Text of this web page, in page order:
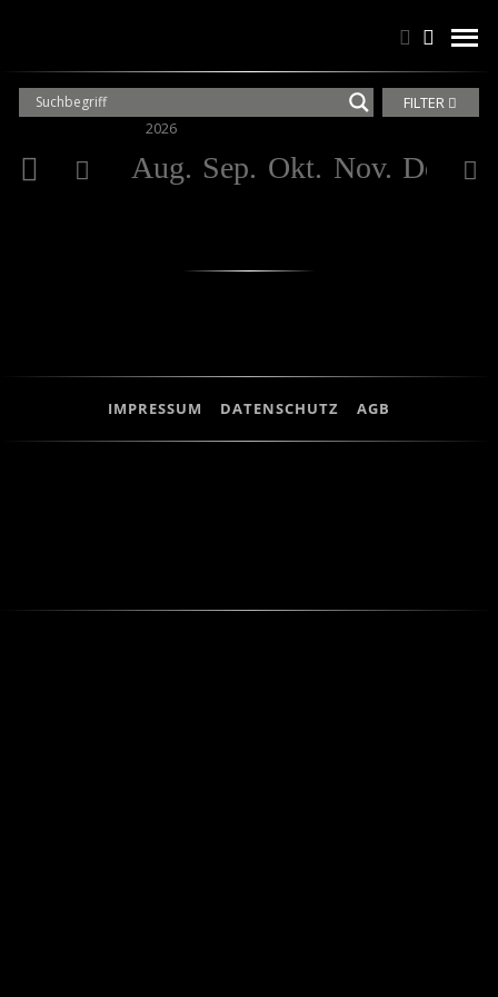
Suchen
Suchen
2026
Aug. Sep. Okt. Nov. Dez.
FILTER
IMPRESSUM DATENSCHUTZ AGB